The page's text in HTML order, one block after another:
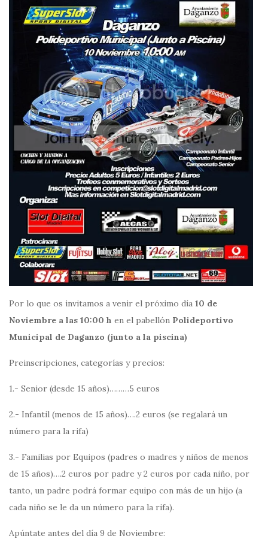
Por lo que os invitamos a venir el próximo día 10 de
Noviembre a las 10:00 h en el pabellón Polideportivo
Municipal de Daganzo (junto a la piscina)
Preinscripciones, categorías y precios:
1.- Senior (desde 15 años)………5 euros
2.- Infantil (menos de 15 años)….2 euros (se regalará un
número para la rifa)
3.- Familias por Equipos (padres o madres y niños de menos
de 15 años)….2 euros por padre y 2 euros por cada niño, por
tanto, un padre podrá formar equipo con más de un hijo (a
cada niño se le da un número para la rifa).
Apúntate antes del día 9 de Noviembre: